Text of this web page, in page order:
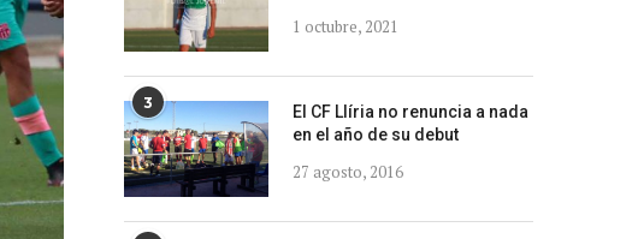
1 octubre, 2021
3
El CF Llíria no renuncia a nada
en el año de su debut
27 agosto, 2016